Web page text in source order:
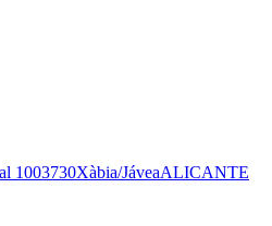
1003730Xàbia/JáveaALICANTE